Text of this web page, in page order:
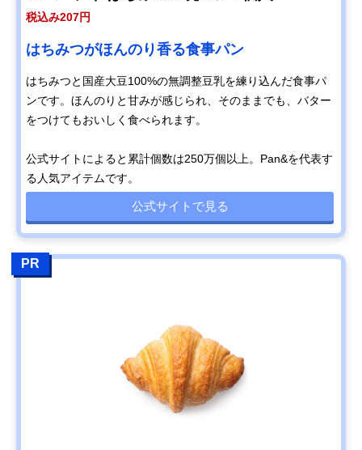
税込み207円
はちみつがほんのり香る食事パン
はちみつと国産大豆100%の無調整豆乳を練り込んだ食事パ
ンです。ほんのりと甘みが感じられ、そのままでも、バター
をつけてもおいしく食べられます。
公式サイトによると累計個数は250万個以上。Pan&を代表す
る人気アイテムです。
公式サイトで見る
PR